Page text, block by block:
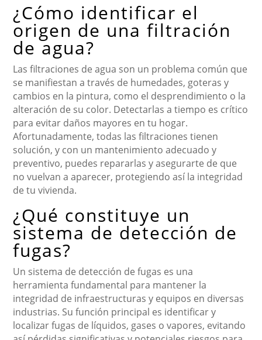
¿Cómo identificar el
origen de una filtración
de agua?
Las filtraciones de agua son un problema común que
se manifiestan a través de humedades, goteras y
cambios en la pintura, como el desprendimiento o la
alteración de su color. Detectarlas a tiempo es crítico
para evitar daños mayores en tu hogar.
Afortunadamente, todas las filtraciones tienen
solución, y con un mantenimiento adecuado y
preventivo, puedes repararlas y asegurarte de que
no vuelvan a aparecer, protegiendo así la integridad
de tu vivienda.
¿Qué constituye un
sistema de detección de
fugas?
Un sistema de detección de fugas es una
herramienta fundamental para mantener la
integridad de infraestructuras y equipos en diversas
industrias. Su función principal es identificar y
localizar fugas de líquidos, gases o vapores, evitando